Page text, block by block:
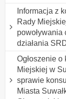
Informacja z
Rady
powoływania
działania
Ogłoszenie
Miejskiej w
sprawie
Miasta